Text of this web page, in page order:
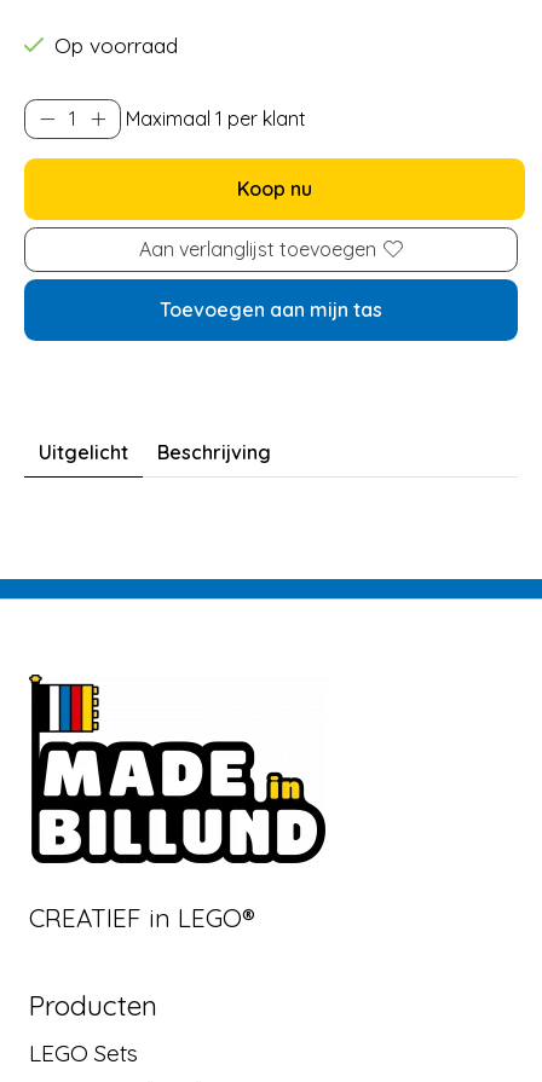
Op voorraad
Maximaal 1 per klant
Koop nu
Aan verlanglijst toevoegen
Toevoegen aan mijn tas
Uitgelicht Beschrijving
CREATIEF in LEGO®
Producten
LEGO Sets